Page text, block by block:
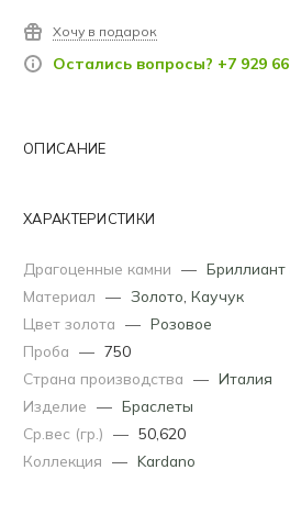
Хочу в подарок
Остались вопросы? +7 929
ОПИСАНИЕ
ХАРАКТЕРИСТИКИ
Драгоценные камни —
Материал — Золото Каучук
Цвет золота — Розовое
Проба — 750
Страна производства — Италия
Изделие — Браслеты
Ср.вес (гр.) — 50,620
Коллекция — Kardano